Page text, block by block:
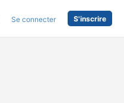
Se connecter S'inscrire